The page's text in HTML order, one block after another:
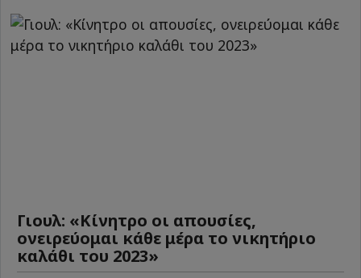
Γιουλ: «Κίνητρο οι απουσίες,
ονειρεύομαι κάθε μέρα το νικητήριο
καλάθι του 2023»